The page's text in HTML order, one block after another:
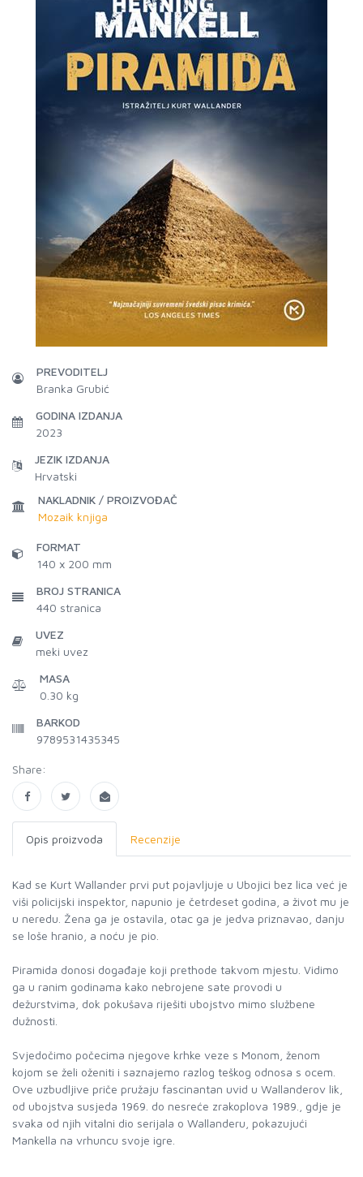
PREVODITELJ
Branka Grubić
GODINA IZDANJA
2023
JEZIK IZDANJA
Hrvatski
NAKLADNIK / PROIZVOĐAČ
Mozaik knjiga
FORMAT
140 x 200 mm
BROJ STRANICA
440 stranica
UVEZ
meki uvez
MASA
0.30 kg
BARKOD
9789531435345
Share:
Opis proizvoda Recenzije
Kad se Kurt Wallander prvi put pojavljuje u Ubojici bez lica već je
viši policijski inspektor, napunio je četrdeset godina, a život mu je
u neredu. Žena ga je ostavila, otac ga je jedva priznavao, danju
se loše hranio, a noću je pio.
Piramida donosi događaje koji prethode takvom mjestu. Vidimo
ga u ranim godinama kako nebrojene sate provodi u
dežurstvima, dok pokušava riješiti ubojstvo mimo službene
dužnosti.
Svjedočimo počecima njegove krhke veze s Monom, ženom
kojom se želi oženiti i saznajemo razlog teškog odnosa s ocem.
Ove uzbudljive priče pružaju fascinantan uvid u Wallanderov lik,
od ubojstva susjeda 1969. do nesreće zrakoplova 1989., gdje je
svaka od njih vitalni dio serijala o Wallanderu, pokazujući
Mankella na vrhuncu svoje igre.